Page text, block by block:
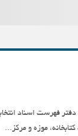
دفتر فهرست اسناد
موزه و مرکز...